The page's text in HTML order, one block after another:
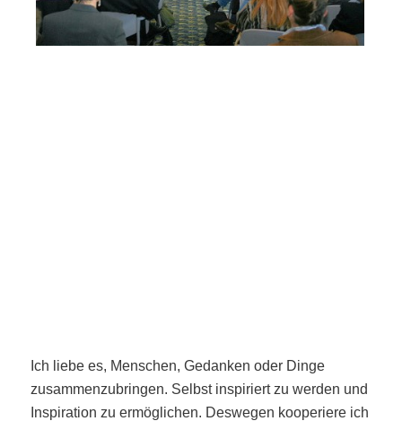
Ich liebe es, Menschen, Gedanken oder Dinge
zusammenzubringen. Selbst inspiriert zu werden und
Inspiration zu ermöglichen. Deswegen kooperiere ich